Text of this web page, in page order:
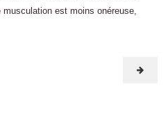
est moins onéreuse,